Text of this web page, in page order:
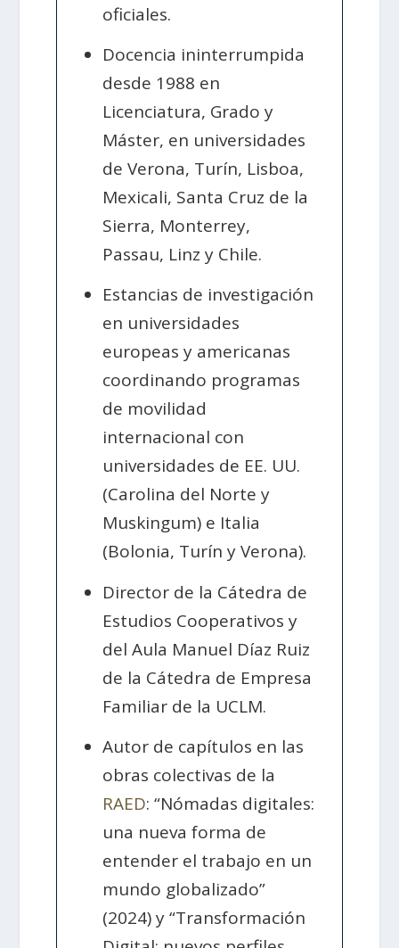
oficiales.
Docencia ininterrumpida
desde 1988 en
Licenciatura, Grado y
Máster, en universidades
de Verona, Turín, Lisboa,
Mexicali, Santa Cruz de la
Sierra, Monterrey,
Passau, Linz y Chile.
Estancias de investigación
en universidades
europeas y americanas
coordinando programas
de movilidad
internacional con
universidades de EE. UU.
(Carolina del Norte y
Muskingum) e Italia
(Bolonia, Turín y Verona).
Director de la Cátedra de
Estudios Cooperativos y
del Aula Manuel Díaz Ruiz
de la Cátedra de Empresa
Familiar de la UCLM.
Autor de capítulos en las
obras colectivas de la
RAED: “Nómadas digitales:
una nueva forma de
entender el trabajo en un
mundo globalizado”
(2024) y “Transformación